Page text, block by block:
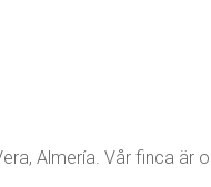
Almería. Vår finca är